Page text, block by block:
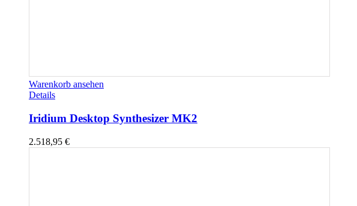
Warenkorb ansehen
Details
Iridium Desktop Synthesizer MK2
2.518,95 €